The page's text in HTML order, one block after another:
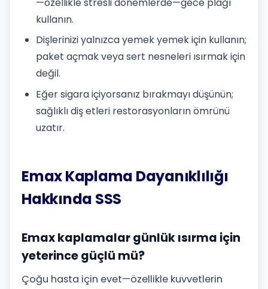
kullanın.
Dişlerinizi yalnızca yemek yemek için kullanın;
paket açmak veya sert nesneleri ısırmak için
değil.
Eğer sigara içiyorsanız bırakmayı düşünün;
sağlıklı diş etleri restorasyonların ömrünü
uzatır.
Emax Kaplama Dayanıklılığı
Hakkında SSS
Emax kaplamalar günlük ısırma için
yeterince güçlü mü?
Çoğu hasta için evet—özellikle kuvvetlerin